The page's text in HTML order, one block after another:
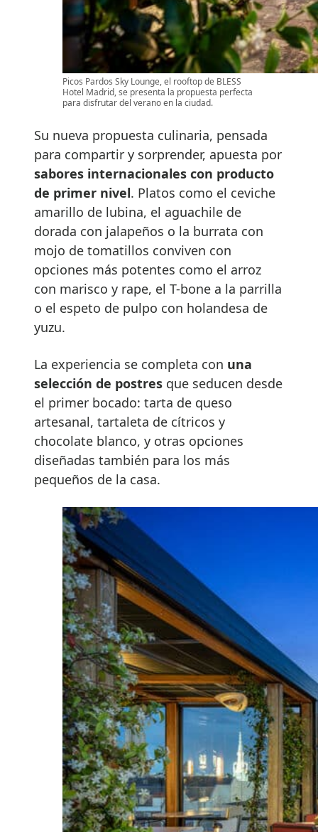
Picos Pardos Sky Lounge, el rooftop de BLESS
Hotel Madrid, se presenta la propuesta perfecta
para disfrutar del verano en la ciudad.
Su nueva propuesta culinaria, pensada
para compartir y sorprender, apuesta por
sabores internacionales con producto
de primer nivel. Platos como el ceviche
amarillo de lubina, el aguachile de
dorada con jalapeños o la burrata con
mojo de tomatillos conviven con
opciones más potentes como el arroz
con marisco y rape, el T-bone a la parrilla
o el espeto de pulpo con holandesa de
yuzu.
La experiencia se completa con una
selección de postres que seducen desde
el primer bocado: tarta de queso
artesanal, tartaleta de cítricos y
chocolate blanco, y otras opciones
diseñadas también para los más
pequeños de la casa.